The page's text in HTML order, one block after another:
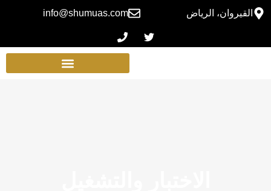
القيروان، الرياض info@shumuas.com